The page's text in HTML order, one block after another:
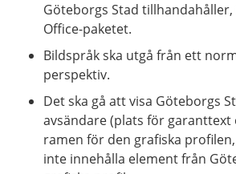
Göteborgs Stad
Office-paketet.
Bildspråk ska utgå från ett
perspektiv.
Det ska gå att visa Göteborgs
avsändare (plats för
ramen för den grafiska
inte innehålla element från